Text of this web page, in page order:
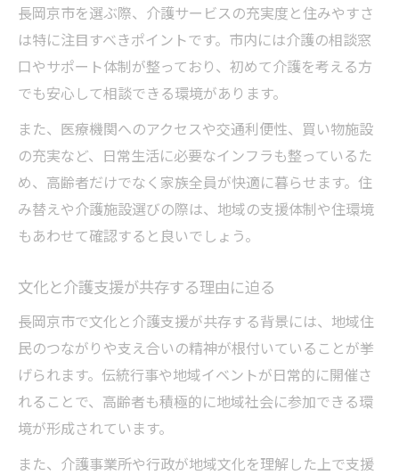
治安と自然が介護生活に与える安心感
世代を超えて暮らしやすい介護環境
長岡京市の住みやすさと介護支援の実態
長岡京市を選ぶ際、介護サービスの充実度と住みやすさ
は特に注目すべきポイントです。市内には介護の相談窓
口やサポート体制が整っており、初めて介護を考える方
でも安心して相談できる環境があります。
また、医療機関へのアクセスや交通利便性、買い物施設
の充実など、日常生活に必要なインフラも整っているた
め、高齢者だけでなく家族全員が快適に暮らせます。住
み替えや介護施設選びの際は、地域の支援体制や住環境
もあわせて確認すると良いでしょう。
文化と介護支援が共存する理由に迫る
長岡京市で文化と介護支援が共存する背景には、地域住
民のつながりや支え合いの精神が根付いていることが挙
げられます。伝統行事や地域イベントが日常的に開催さ
れることで、高齢者も積極的に地域社会に参加できる環
境が形成されています。
また、介護事業所や行政が地域文化を理解した上で支援